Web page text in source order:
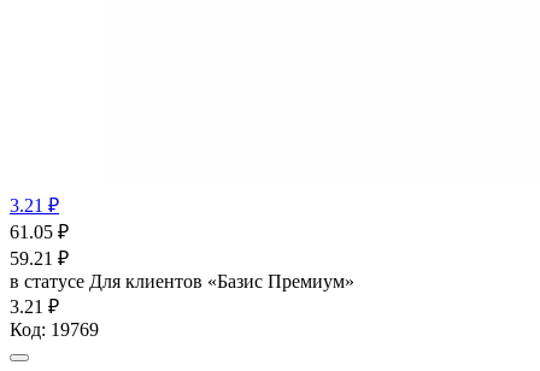
3.21 ₽
61.05 ₽
59.21 ₽
в статусе Для клиентов «Базис Премиум»
3.21 ₽
Код: 19769